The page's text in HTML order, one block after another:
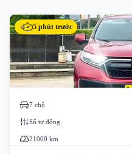
5 phút trước
7 chỗ
Số tự động
21000 km